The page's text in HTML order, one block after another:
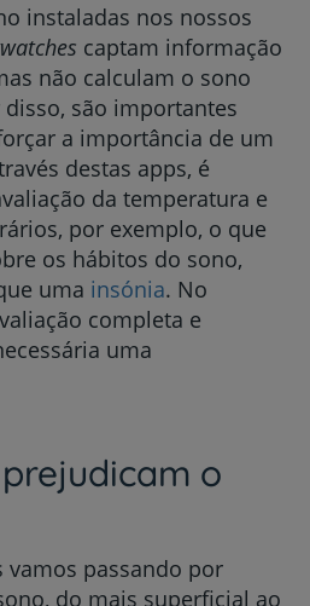
instaladas nos nossos
captam informação
não calculam o sono
são importantes
a importância de um
destas apps, é
da temperatura e
por exemplo, o que
os hábitos do sono,
uma insónia. No
completa e
uma
o
passando por
do mais superficial ao